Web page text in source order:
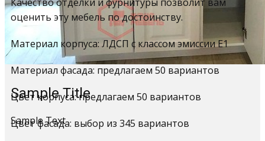
Sample Title
Sample Text
оценить эту мебель по достоинству.
Материал корпуса: ЛДСП с классом эмиссии Е1
Материал фасада: предлагаем 50 вариантов
Цвет корпуса: предлагаем 50 вариантов
Цвет фасада: выбор из 345 вариантов